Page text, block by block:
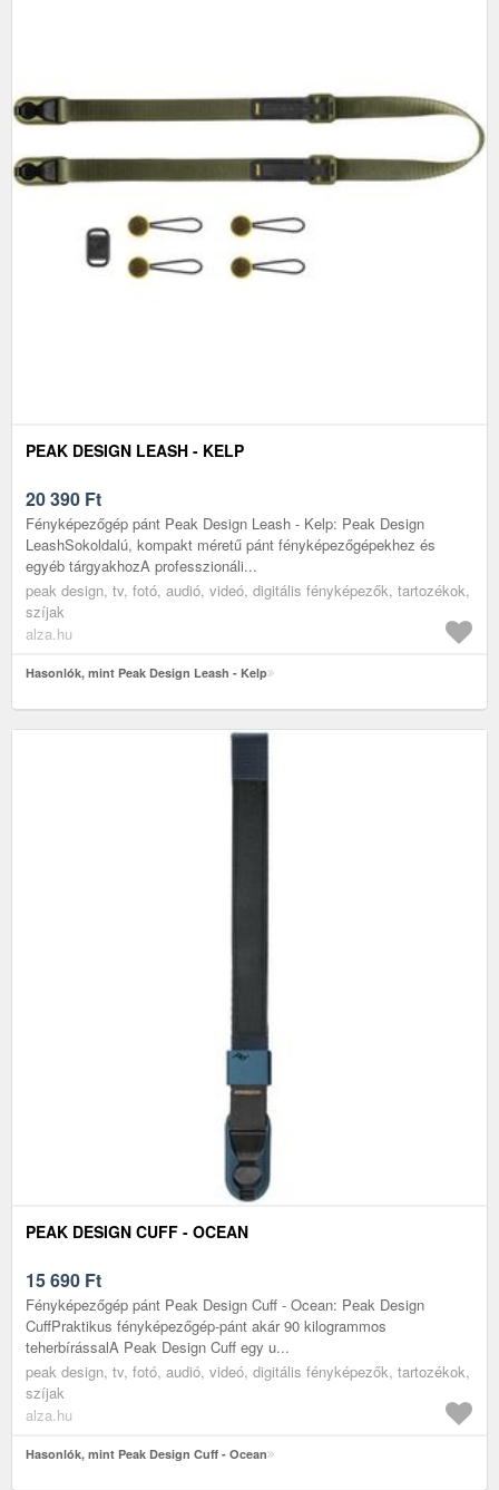
PEAK DESIGN LEASH - KELP
20 390 Ft
Fényképezőgép pánt Peak Design Leash - Kelp: Peak Design
LeashSokoldalú, kompakt méretű pánt fényképezőgépekhez és
egyéb tárgyakhozA professzionáli...
peak design, tv, fotó, audió, videó, digitális fényképezők, tartozékok,
szíjak
alza.hu
Hasonlók, mint Peak Design Leash - Kelp
PEAK DESIGN CUFF - OCEAN
15 690 Ft
Fényképezőgép pánt Peak Design Cuff - Ocean: Peak Design
CuffPraktikus fényképezőgép-pánt akár 90 kilogrammos
teherbírássalA Peak Design Cuff egy u...
peak design, tv, fotó, audió, videó, digitális fényképezők, tartozékok,
szíjak
alza.hu
Hasonlók, mint Peak Design Cuff - Ocean